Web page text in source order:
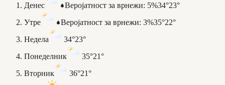
Денес Веројатност за врнежи: 5%34°23°
Утре
Веројатност за врнежи: 3%35°22°
Недела
34°23°
Понеделник
35°21°
Вторник
36°21°